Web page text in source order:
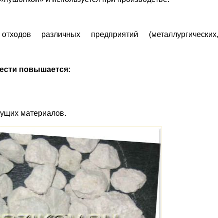
различных предприятий (металлургических,
повышается:
материалов.